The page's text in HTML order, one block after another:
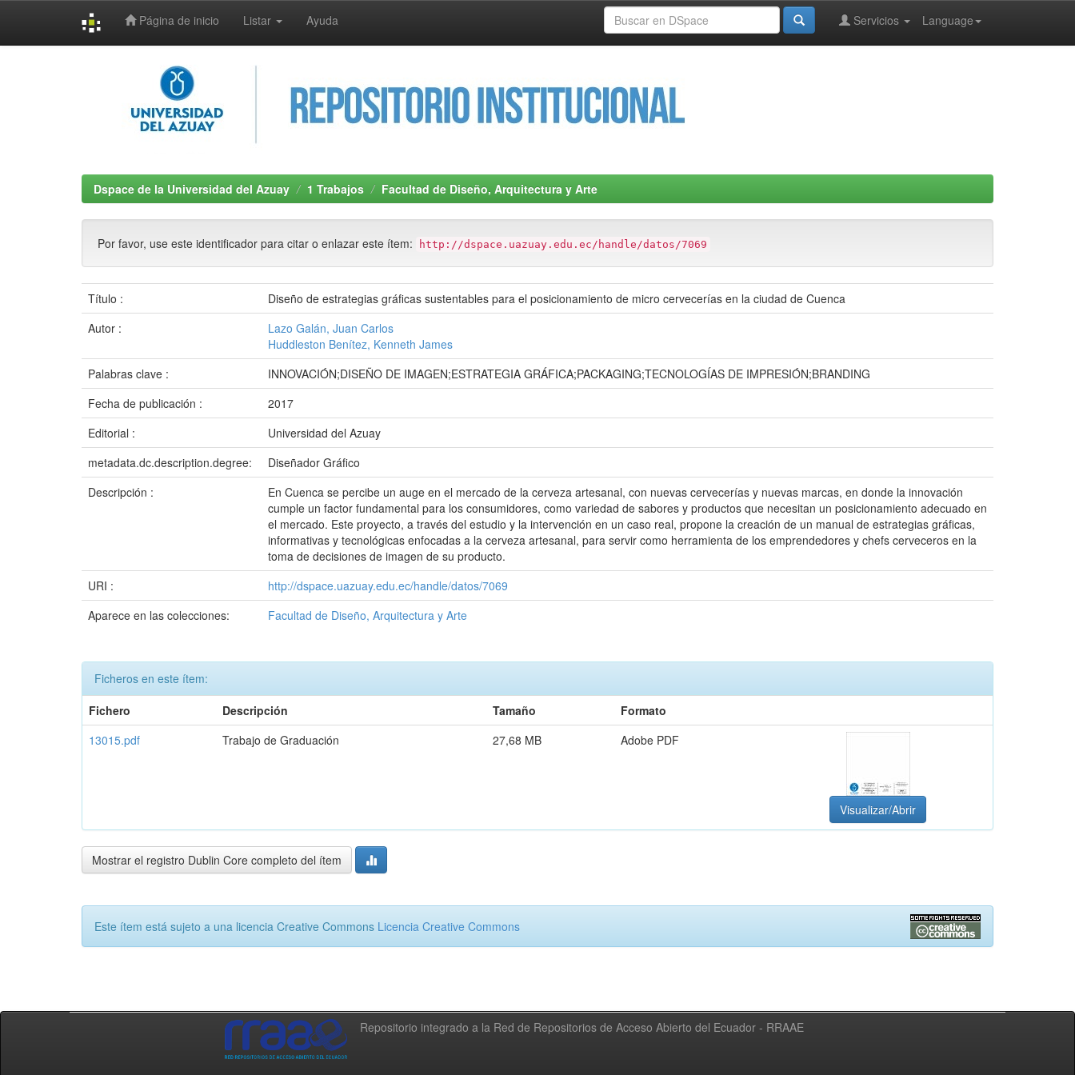
Página de inicio Listar Ayuda Language
Servicios
Dspace de la Universidad del Azuay 1 Trabajos Facultad de Diseño, Arquitectura y Arte
Por favor, use este identificador para citar o enlazar este ítem: http://dspace.uazuay.edu.ec/handle/datos/7069
Título :
Diseño de estrategias gráficas sustentables para el posicionamiento de micro cervecerías en la ciudad de Cuenca
Autor :
Lazo Galán, Juan Carlos
Huddleston Benítez, Kenneth James
Palabras clave :
INNOVACIÓN;DISEÑO DE IMAGEN;ESTRATEGIA GRÁFICA;PACKAGING;TECNOLOGÍAS DE IMPRESIÓN;BRANDING
Fecha de publicación :
2017
Editorial :
Universidad del Azuay
metadata.dc.description.degree:
Diseñador Gráfico
Descripción :
En Cuenca se percibe un auge en el mercado de la cerveza artesanal, con nuevas cervecerías y nuevas marcas, en donde la innovación
cumple un factor fundamental para los consumidores, como variedad de sabores y productos que necesitan un posicionamiento adecuado en
el mercado. Este proyecto, a través del estudio y la intervención en un caso real, propone la creación de un manual de estrategias gráficas,
informativas y tecnológicas enfocadas a la cerveza artesanal, para servir como herramienta de los emprendedores y chefs cerveceros en la
toma de decisiones de imagen de su producto.
URI :
http://dspace.uazuay.edu.ec/handle/datos/7069
Aparece en las colecciones:
Facultad de Diseño, Arquitectura y Arte
Ficheros en este ítem:
Fichero
Descripción Tamaño
Formato
13015.pdf
Trabajo de Graduación 27,68 MB Adobe PDF
Visualizar/Abrir
Mostrar el registro Dublin Core completo del ítem
Este ítem está sujeto a una licencia Creative Commons Licencia Creative Commons
Repositorio integrado a la Red de Repositorios de Acceso Abierto del Ecuador - RRAAE